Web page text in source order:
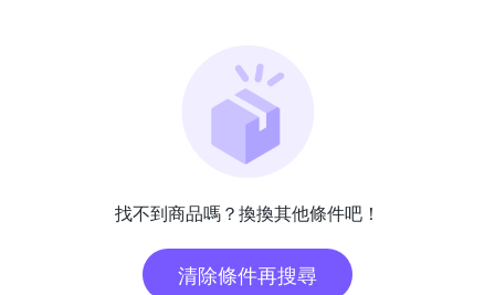
找不到商品嗎？換換其他條件吧！
清除條件再搜尋